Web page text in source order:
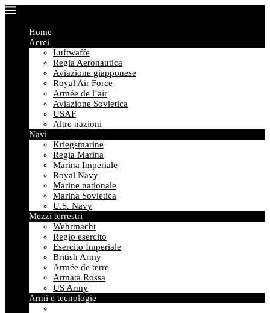
Home
Aerei
Luftwaffe
Regia Aeronautica
Aviazione giapponese
Royal Air Force
Armée de l’air
Aviazione Sovietica
USAF
Altre nazioni
Navi
Kriegsmarine
Regia Marina
Marina Imperiale
Royal Navy
Marine nationale
Marina Sovietica
U.S. Navy
Mezzi terrestri
Wehrmacht
Regio esercito
Esercito Imperiale
British Army
Armée de terre
Armata Rossa
US Army
Armi e tecnologie